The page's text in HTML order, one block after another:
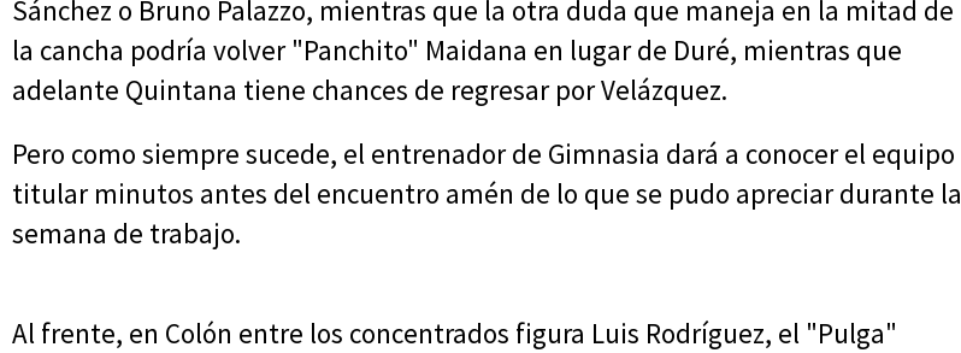
Sánchez o Bruno Palazzo, mientras que la otra duda que maneja en la mitad de
la cancha podría volver "Panchito" Maidana en lugar de Duré, mientras que
adelante Quintana tiene chances de regresar por Velázquez.
Pero como siempre sucede, el entrenador de Gimnasia dará a conocer el equipo
titular minutos antes del encuentro amén de lo que se pudo apreciar durante la
semana de trabajo.
Al frente, en Colón entre los concentrados figura Luis Rodríguez, el "Pulga"